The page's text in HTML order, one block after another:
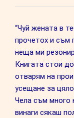
“Чуй жената в
прочетох и съм
неща ми
Книгата стои
отварям на
усещане за
Чела съм много
винаги сякаш